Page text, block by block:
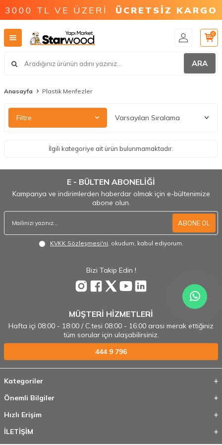
3000 TL VE ÜZERİ ÜCRETSİZ KARGO
ARA
0
Anasayfa Plastik Menfezler
Filtre
İlgili kategoriye ait ürün bulunmamaktadır.
E - BÜLTEN ABONELİĞİ
Kampanya ve indirimlerden haberdar olmak için e-bültenimize
abone olun.
ABONE OL
KVKK Sözleşmesi'ni, okudum, kabul ediyorum.
Bizi Takip Edin !
MÜŞTERİ HİZMETLERİ
Hafta içi 08:00 - 18:00 / C.tesi 08:00 - 16:00 arası merak ettiğiniz
tüm sorular için ulaşabilirsiniz.
444 9 796
Kategoriler
Önemli Bilgiler
Hızlı Erişim
İLETİŞİM